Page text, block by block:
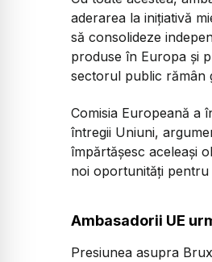
aderarea la inițiativă
să consolideze
produse în Europa și
sectorul public rămân
Comisia Europeană a
întregii Uniuni,
împărtășesc aceleași
noi oportunități
Ambasadorii UE
Presiunea asupra